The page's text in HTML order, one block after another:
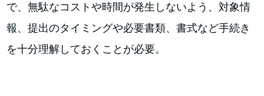
で、無駄なコストや時間が発生しないよう、対象情
報、提出のタイミングや必要書類、書式など手続き
を十分理解しておくことが必要。